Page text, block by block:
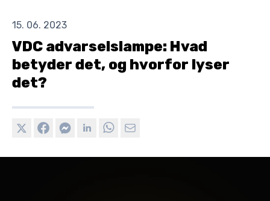
15. 06. 2023
VDC advarselslampe: Hvad
betyder det, og hvorfor lyser
det?